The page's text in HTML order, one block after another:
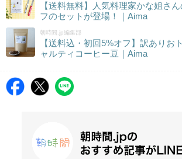
【送料無料】人気料理家かな姐さ
フのセットが登場！｜Aima
朝時間.jp編集部
【送料込・初回5%オフ】訳ありお
ャルティコーヒー豆｜Aima